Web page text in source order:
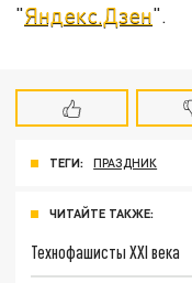
"Яндекс.Дзен".
ТЕГИ: ПРАЗДНИК
ЧИТАЙТЕ ТАКЖЕ:
Технофашисты XXI века